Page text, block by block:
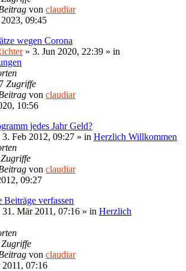
von claudiar
09:45
wegen Corona
» 3. Jun 2020, 22:39 » in
Zugriffe
von claudiar
10:56
jedes Jahr Geld?
3. Feb 2012, 09:27 » in Herzlich Willkommen
Zugriffe
von claudiar
09:27
verfassen
31. Mär 2011, 07:16 » in Herzlich
Zugriffe
von claudiar
07:16